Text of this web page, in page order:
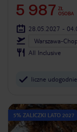
5 987 ZŁ
OSOBA
28.05.2027 -
Warszawa-
All Inclusive
liczne
5% ZALICZKI LATO 2027